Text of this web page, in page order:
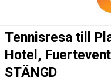
Tennisresa till
Hotel,
STÄNGD